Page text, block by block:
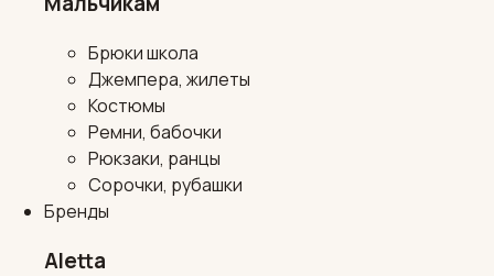
Брюки школа
Джемпера, жилеты
Костюмы
Ремни, бабочки
Рюкзаки, ранцы
Сорочки, рубашки
Бренды
Aletta